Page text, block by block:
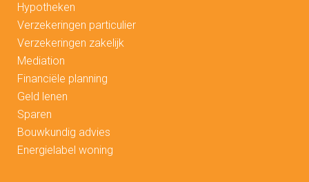
Hypotheken
Verzekeringen particulier
Verzekeringen zakelijk
Mediation
Financiële planning
Geld lenen
Sparen
Bouwkundig advies
Energielabel woning